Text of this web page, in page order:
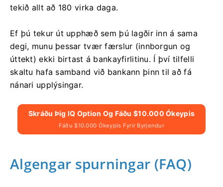
tekið allt að 180 virka daga.
Ef þú tekur út upphæð sem þú lagðir inn á sama
degi, munu þessar tvær færslur (innborgun og
úttekt) ekki birtast á bankayfirlitinu. Í því tilfelli
skaltu hafa samband við bankann þinn til að fá
nánari upplýsingar.
Skráðu Þig IQ Option Og Fáðu $10.000 Ókeypis
Fáðu $10.000 Ókeypis Fyrir Byrjendur
Algengar spurningar (FAQ)